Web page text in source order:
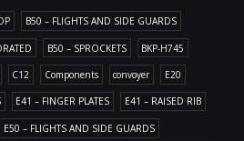
B50 – FLIGHTS AND SIDE GUARDS
B50 – SPROCKETS BKP-H745
C12 Components convoyer E20
E41 – FINGER PLATES E41 – RAISED RIB
E50 – FLIGHTS AND SIDE GUARDS